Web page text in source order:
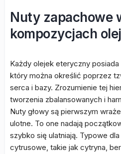
Nuty zapachowe
kompozycjach
Każdy olejek eteryczny
który można określić poprzez
serca i bazy. Zrozumienie tej
tworzenia zbalansowanych i
Nuty głowy są pierwszym
ulotne. To one nadają
szybko się ulatniają. Typowe
cytrusowe, takie jak cytryna,